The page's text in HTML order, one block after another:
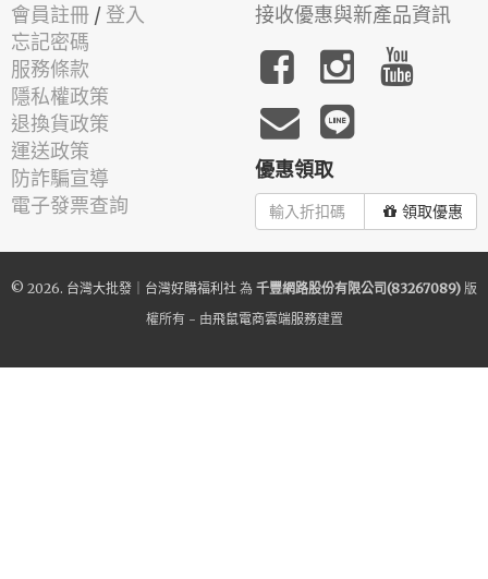
會員註冊 / 登入
忘記密碼
服務條款
隱私權政策
退換貨政策
運送政策
防詐騙宣導
電子發票查詢
接收優惠與新產品資訊
優惠領取
領取優惠
© 2026. 台灣大批發｜台灣好購福利社 為 千豐網路股份有限公司(83267089) 版
權所有 - 由飛鼠電商雲端服務建置